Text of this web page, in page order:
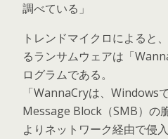
調べている」
トレンドマイクロによると
るランサムウェアは「
ログラムである。
「WannaCryは、Windows
Message Block（SMB）の
よりネットワーク経由で侵